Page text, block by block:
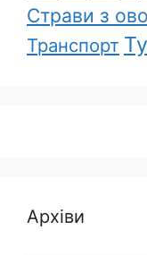
Страви з
Транспорт
Архіви